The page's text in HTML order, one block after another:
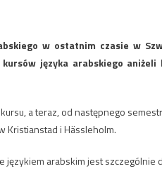
w ostatnim czasie w
języka arabskiego
a teraz, od następnego
Kristianstad i Hässleholm.
językiem arabskim jest szczególnie